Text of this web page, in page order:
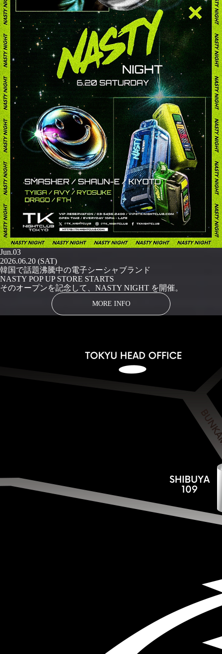
Jun.03
2026.06.20 (SAT)
韓国で話題沸騰中の電子シーシャブランド
NASTY POP UP STORE STARTS
そのオープンを記念して、NASTY NIGHT を開催。
MORE INFO